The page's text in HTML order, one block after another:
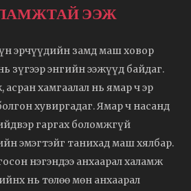
ЭЭЖ
эрчүүдийн замд маш ховор
зүгээр энгийн ээжүүд байдаг.
хамгаалал нь ямар ч эр
хувиргадаг. Ямар ч насанд
гаргах боломжгүй
эмэгтэйг танихад маш хялбар.
нэгэндээ анхаарал халамж
нь төлөө мөн анхаарал